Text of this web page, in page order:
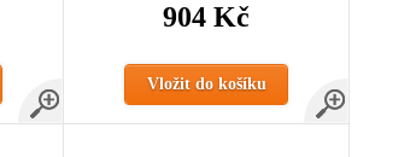
904 Kč
Vložit do košíku